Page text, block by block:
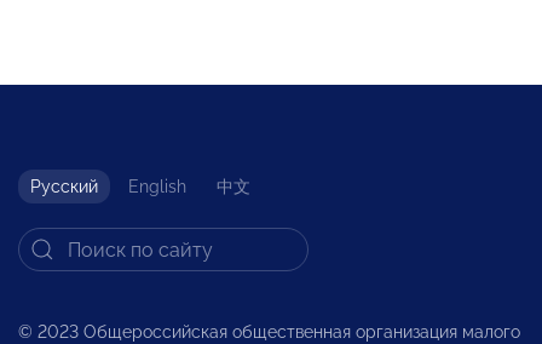
Русский English 中文
© 2023 Общероссийская общественная организация малого